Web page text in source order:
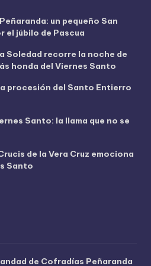
un pequeño San
el júbilo de Pascua
Soledad recorre la noche de
honda del Viernes Santo
procesión del Santo Entierro
Santo: la llama que no se
de la Vera Cruz emociona
Santo
de Cofradías Peñaranda